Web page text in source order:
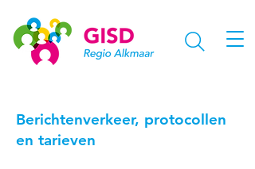
Berichtenverkeer, protocollen
en tarieven